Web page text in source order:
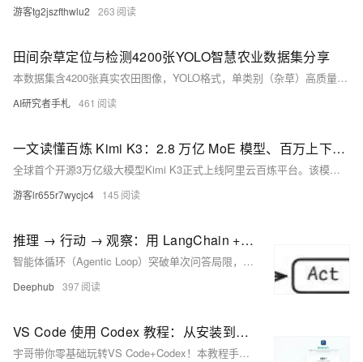
游客tg2jszfthwlu2 263
田间杂草定位与检测4200张YOLO智慧农业数据集分享
本数据集含4200张真实农田图像，YOLO格式，单类别（杂草）高质量标注，覆盖多作物、多光照、多生长阶段等复杂场景，专为智慧农业杂草检测与智能除草设备研发设计，支持YOLOv5/v8/v10等主流模型训练。
AI研究者手札 461
一文读懂百炼 Kimi K3：2.8 万亿 MoE 模型、百万上下文、分层计费方案
全球首个开源3万亿级大模型Kimi K3正式上线阿里云百炼平台。该模型由月之暗面研发，参数达2.8万亿，支持100万Token超长上下文与原生视觉理解，具备文本生成、多模态推理及复杂逻辑深度思考能力，输入定价20元/百万Token（缓存命中仅2元）。在阿里云百炼官网：https://t.aliyun.com/U/fPVHqY 免费领取千万Tokens
游客lr655r7wycjc4 145
推理 → 行动 → 观察：用 LangChain + Python 实现一个智能体循环
智能体循环（Agentic Loop）突破单次问答局限，通过“推理→行动→观察”迭代闭环，让AI能自主分解任务、调用工具、持续优化直至目标完成，是构建真正自动化智能体的核心架构。
Deephub 397
VS Code 使用 Codex 教程：从安装到配置，一篇讲清楚
宇哥带你零基础玩转VS Code+Codex！本教程手把手教你配置API、接入中转服务、分析项目、修复Bug、生成接口与重构代码，安全高效提升开发效率。（238字）